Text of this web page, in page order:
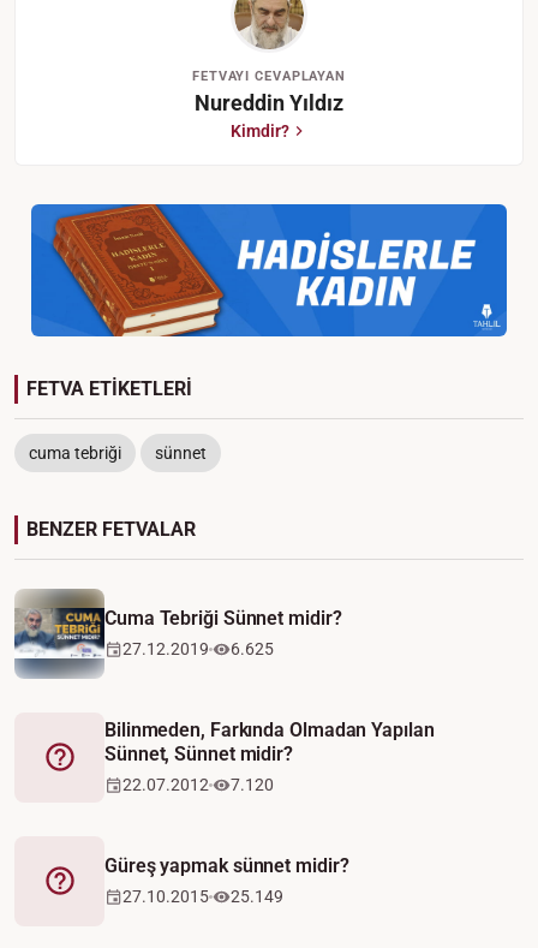
FETVAYI CEVAPLAYAN
Nureddin Yıldız
Kimdir?
FETVA ETİKETLERİ
cuma tebriği sünnet
BENZER FETVALAR
Cuma Tebriği Sünnet midir?
27.12.2019 6.625
Fetva
Bilinmeden, Farkında Olmadan Yapılan
Sünnet, Sünnet midir?
22.07.2012 7.120
Fetva
Güreş yapmak sünnet midir?
27.10.2015 25.149